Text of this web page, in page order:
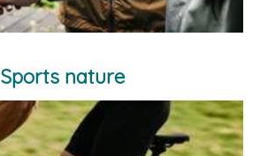
Sports nature